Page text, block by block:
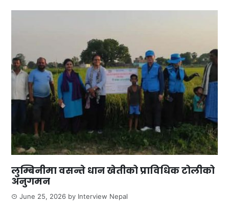
लुम्बिनीमा वसन्ते धान खेतीको प्राविधिक टोलीको
अनुगमन
June 25, 2026 by Interview Nepal